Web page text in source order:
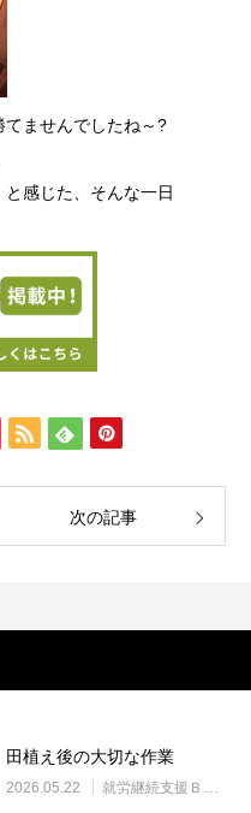
ませんでしたね～?
と感じた、 そんな一日
次の記事
田植え後の大切な作業
2026.05.22 就労継続支援Ｂ型・ニコプレイス